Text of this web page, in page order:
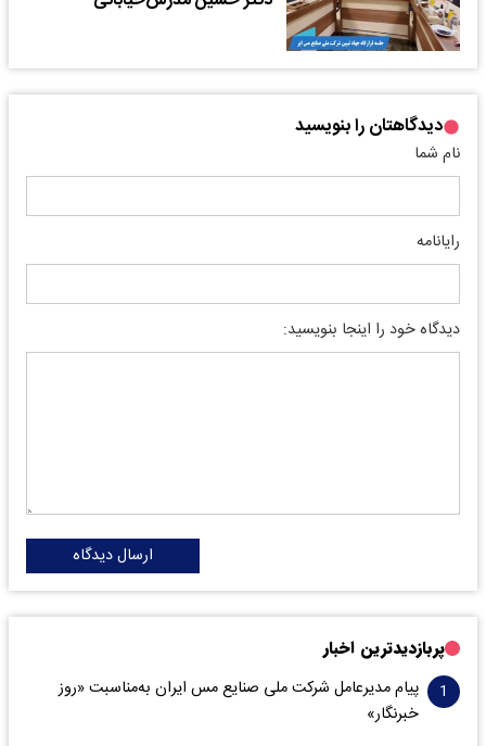
دیدگاهتان را بنویسید
نام شما
رایانامه
دیدگاه خود را اینجا بنویسید:
ارسال دیدگاه
پربازدیدترین اخبار
پیام مدیرعامل شرکت ملی صنایع مس ایران به‌مناسبت «روز
خبرنگار»